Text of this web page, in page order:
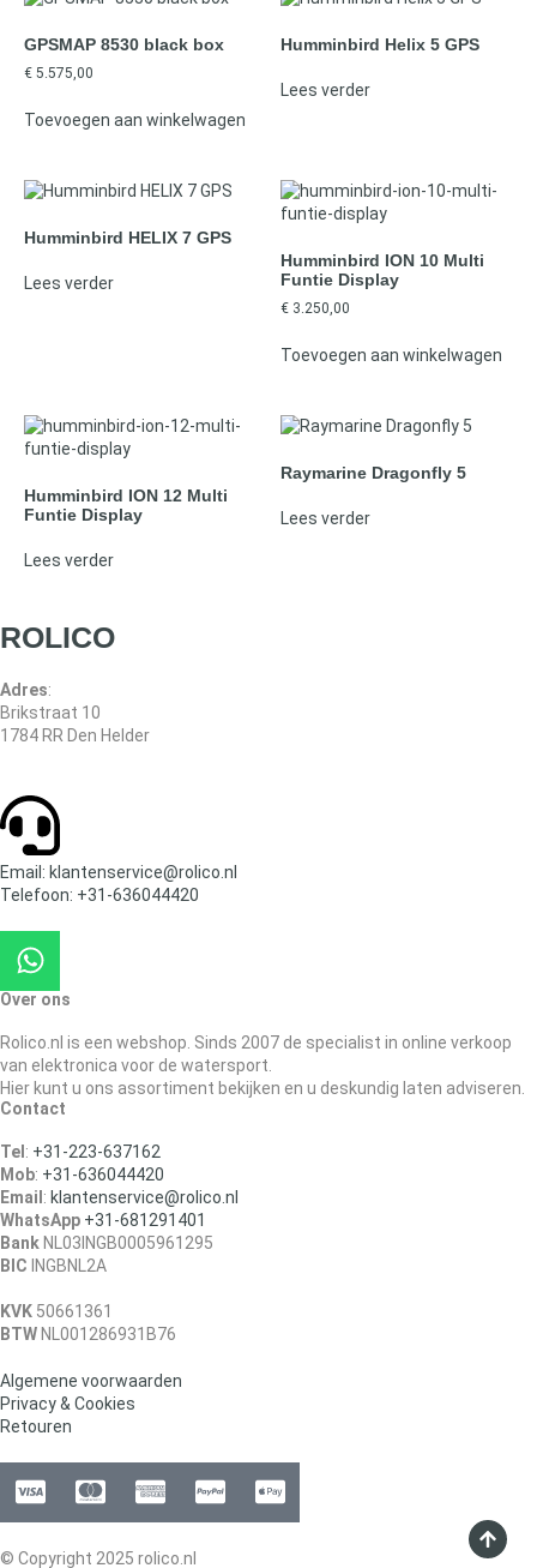
GPSMAP 8530 black box
€ 5.575,00
Toevoegen aan winkelwagen
Humminbird Helix 5 GPS
Lees verder
Humminbird HELIX 7 GPS
Lees verder
Humminbird ION 10 Multi
Funtie Display
€ 3.250,00
Toevoegen aan winkelwagen
Humminbird ION 12 Multi
Funtie Display
Lees verder
Raymarine Dragonfly 5
Lees verder
ROLICO
Adres:
Brikstraat 10
1784 RR Den Helder
Email: klantenservice@rolico.nl
Telefoon: +31-636044420
Over ons
Rolico.nl is een webshop. Sinds 2007 de specialist in online verkoop
van elektronica voor de watersport.
Hier kunt u ons assortiment bekijken en u deskundig laten adviseren.
Contact
Tel : +31-223-637162
Mob: +31-636044420
Email : klantenservice@rolico.nl
WhatsApp +31-681291401
Bank NL03INGB0005961295
BIC INGBNL2A
KVK 50661361
BTW NL001286931B76
Algemene voorwaarden
Privacy & Cookies
Retouren
© Copyright 2025 rolico.nl